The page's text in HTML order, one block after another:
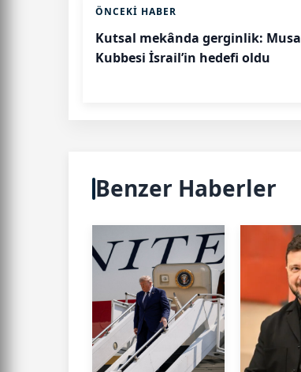
ÖNCEKI HABER
Kutsal mekânda gerginlik: Musa
Kubbesi İsrail’in hedefi oldu
Benzer Haberler